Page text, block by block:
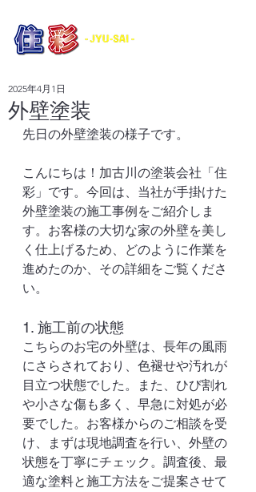
外壁塗装
2025年4月1日
先日の外壁塗装の様子です。
こんにちは！加古川の塗装会社「住
彩」です。今回は、当社が手掛けた
外壁塗装の施工事例をご紹介しま
す。お客様の大切な家の外壁を美し
く仕上げるため、どのように作業を
進めたのか、その詳細をご覧くださ
い。
1. 施工前の状態
こちらのお宅の外壁は、長年の風雨
にさらされており、色褪せや汚れが
目立つ状態でした。また、ひび割れ
や小さな傷も多く、早急に対処が必
要でした。お客様からのご相談を受
け、まずは現地調査を行い、外壁の
状態を丁寧にチェック。調査後、最
適な塗料と施工方法をご提案させて